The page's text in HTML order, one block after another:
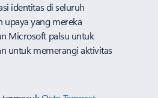
identitas di seluruh
upaya yang mereka
Microsoft palsu untuk
untuk memerangi aktivitas